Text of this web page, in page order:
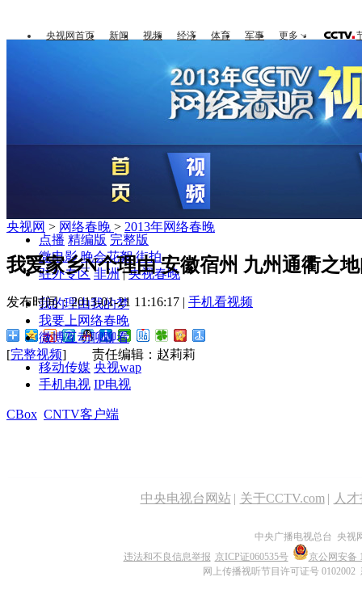
央视网首页 新闻 视频 经济 体育 军事 更多
点播 精编版 完整版
微电影 晚会花絮 街拍
驻外专区 非洲|央视春晚
我的理由我的梦
我要上网络春晚
微博互动聊聊看
移动传媒 央视wap
手机电视 IP电视
CBox CNTV客户端
央视网 > 网络春晚 > 2013年网络春晚
我爱家乡N个理由 安徽宿州 九州通衢之
发布时间：2013-01-21 11:16:17 | 手机看视频
[完整视频] 责任编辑：赵莉莉
中央电视台网站 | 关于CCTV.com | 人
中央广播电视总台 央视
违法和不良信息举报 京ICP证060535号
京公网安备
网上传播视听节目许可证号 0102002